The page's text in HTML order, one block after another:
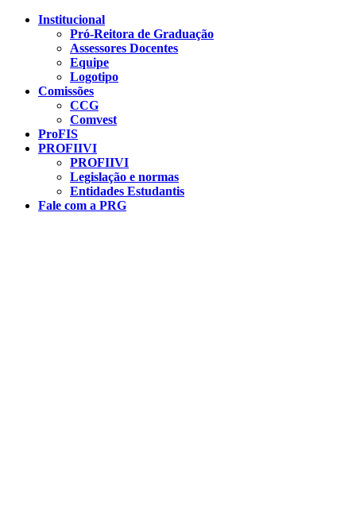
Conteúdo principal
Institucional
Pró-Reitora de Graduação
Assessores Docentes
Equipe
Logotipo
Comissões
CCG
Comvest
ProFIS
PROFIIVI
PROFIIVI
Legislação e normas
Entidades Estudantis
Fale com a PRG